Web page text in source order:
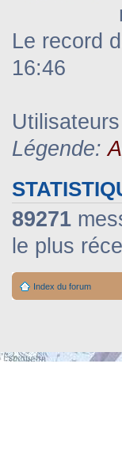
Le record
16:46
Légende:
89271
le plus
Index du forum